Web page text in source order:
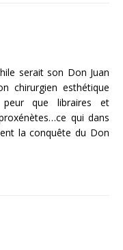
serait son Don Juan
chirurgien esthétique
que libraires et
qui dans
la conquête du Don